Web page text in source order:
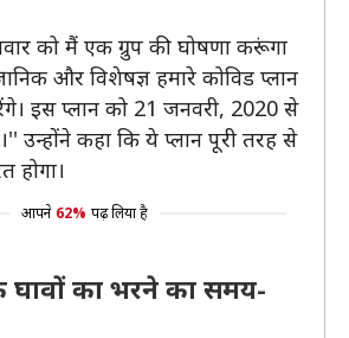
को मैं एक ग्रुप की घोषणा करूंगा
और विशेषज्ञ हमारे कोविड प्लान
इस प्लान को 21 जनवरी, 2020 से
उन्होंने कहा कि ये प्लान पूरी तरह से
होगा।
आपने 62% पढ़ लिया है
का भरने का समय-